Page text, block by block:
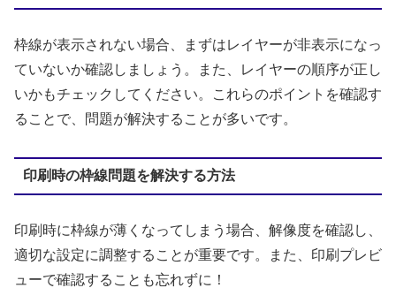
枠線が表示されない場合、まずはレイヤーが非表示になっ
ていないか確認しましょう。また、レイヤーの順序が正し
いかもチェックしてください。これらのポイントを確認す
ることで、問題が解決することが多いです。
印刷時の枠線問題を解決する方法
印刷時に枠線が薄くなってしまう場合、解像度を確認し、
適切な設定に調整することが重要です。また、印刷プレビ
ューで確認することも忘れずに！